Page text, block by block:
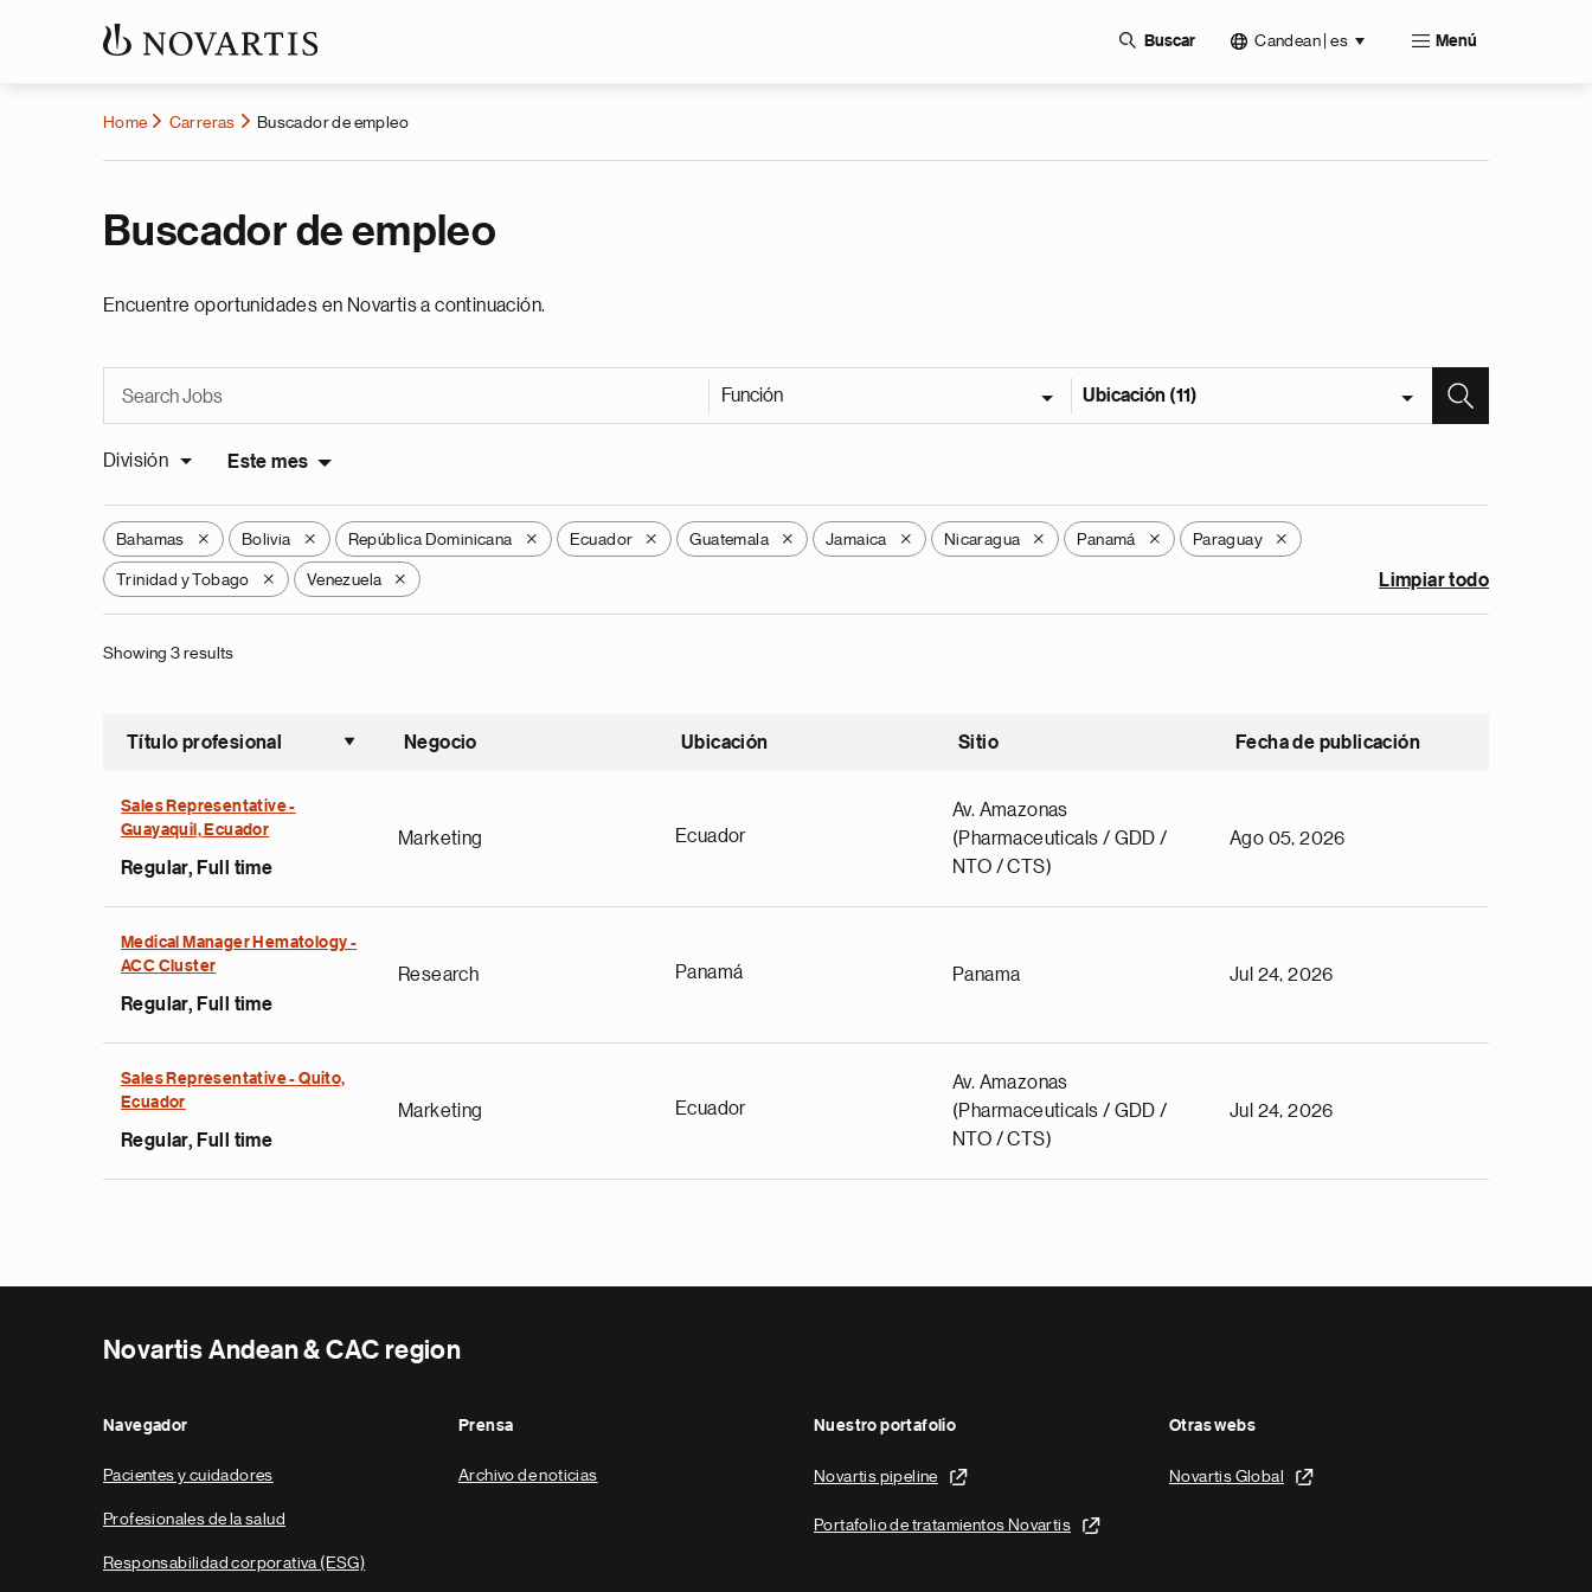
Buscar Candean | es Menú
Home Carreras Buscador de empleo
Buscador de empleo
Encuentre oportunidades en Novartis a continuación.
Función Ubicación (11)
División Este mes
Bahamas X Bolivia X República Dominicana X Ecuador X Guatemala X Jamaica X Nicaragua X Panamá X Paraguay X
Trinidad y Tobago X Venezuela X Limpiar todo
Showing 3 results
Título profesional
Ordenar ascendente
Negocio Ubicación Sitio Fecha de publicación
Sales Representative -
Guayaquil, Ecuador
Regular, Full time
Marketing Ecuador
Av. Amazonas
(Pharmaceuticals / GDD /
NTO / CTS)
Ago 05, 2026
Medical Manager Hematology -
ACC Cluster
Regular, Full time
Research Panamá Panama Jul 24, 2026
Sales Representative - Quito,
Ecuador
Regular, Full time
Marketing Ecuador
Av. Amazonas
(Pharmaceuticals / GDD /
NTO / CTS)
Jul 24, 2026
Novartis Andean & CAC region
Navegador
Pacientes y cuidadores
Profesionales de la salud
Responsabilidad corporativa (ESG)
Prensa
Archivo de noticias
Nuestro portafolio
Novartis pipeline
Portafolio de tratamientos Novartis
Otras webs
Novartis Global